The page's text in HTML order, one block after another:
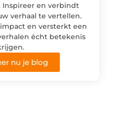
Inspireer en verbindt
verhaal te vertellen.
en versterkt een
écht betekenis
nu je blog